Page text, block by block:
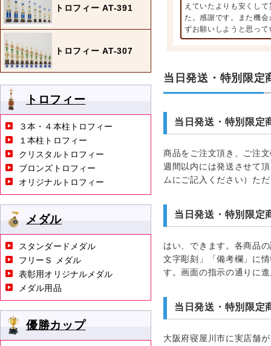
えていたよりも安くし
た。感謝です。また機会
ずお願いしようと思って
当日発送・特別限定
当日発送・特別限定
商品をご注文頂き、ご注
週間以内には発送させて
ムにご記入ください）た
当日発送・特別限定
はい、できます。各商品
文字彫刻」「備考欄」に
す。画面の指示の通りに
当日発送・特別限定
大阪府寝屋川市に実店舗
トロフィー AT-391
トロフィー AT-307
トロフィー
３本・４本柱トロフィー
１本柱トロフィー
クリスタルトロフィー
ブロンズトロフィー
オリジナルトロフィー
メダル
スタンダードメダル
フリーＳ メダル
表彰用オリジナルメダル
メダル用品
優勝カップ